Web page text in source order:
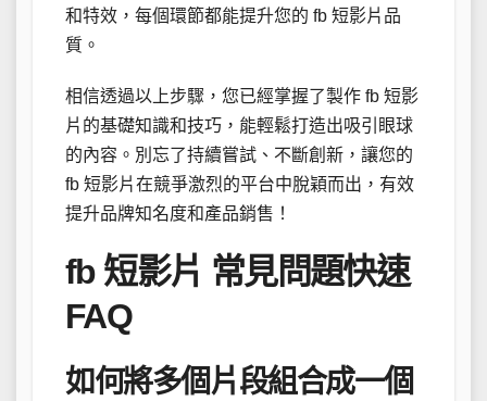
和特效，每個環節都能提升您的 fb 短影片品
質。
相信透過以上步驟，您已經掌握了製作 fb 短影
片的基礎知識和技巧，能輕鬆打造出吸引眼球
的內容。別忘了持續嘗試、不斷創新，讓您的
fb 短影片在競爭激烈的平台中脫穎而出，有效
提升品牌知名度和產品銷售！
fb 短影片 常見問題快速
FAQ
如何將多個片段組合成一個